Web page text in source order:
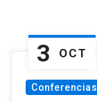
3 OCT
Conferencias